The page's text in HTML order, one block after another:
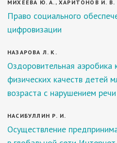
МИХЕЕВА Ю. А., ХАРИТОНОВ И. В.
Право социального
цифровизации
НАЗАРОВА Л. К.
Оздоровительная аэробика
физических качеств детей
возраста с нарушением речи
НАСИБУЛЛИН Р. И.
Осуществление